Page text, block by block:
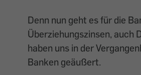
Denn nun geht es für die
Überziehungszinsen, auch
haben uns in der
Banken geäußert.